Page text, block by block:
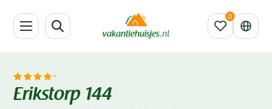
Erikstorp 144